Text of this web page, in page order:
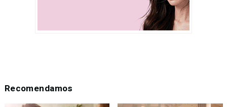
Recomendamos